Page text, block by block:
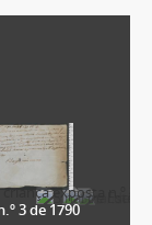
3 de 1790